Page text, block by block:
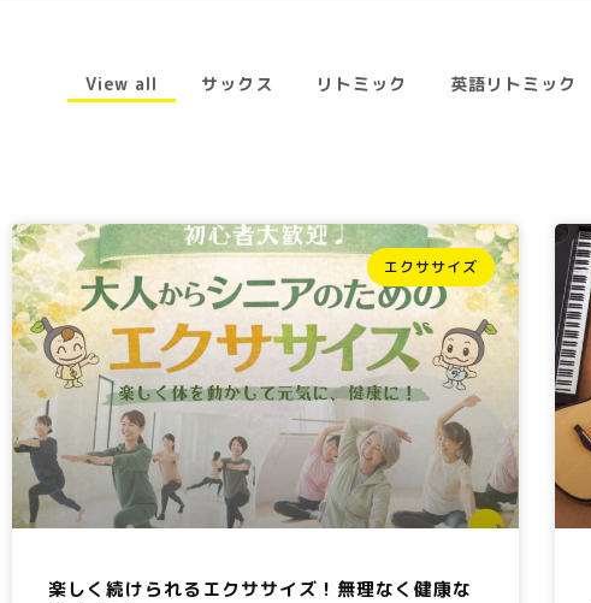
View all サックス リトミック 英語リトミック
エクササイズ
楽しく続けられるエクササイズ！無理なく健康な